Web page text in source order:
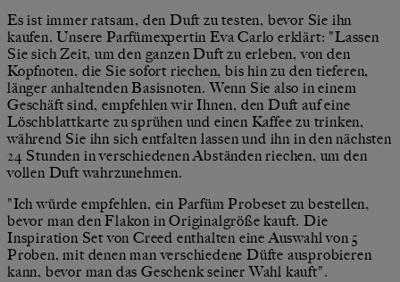
Es ist immer ratsam, den Duft zu testen, bevor Sie ihn
kaufen. Unsere Parfümexpertin Eva Carlo erklärt: "Lassen
Sie sich Zeit, um den ganzen Duft zu erleben, von den
Kopfnoten, die Sie sofort riechen, bis hin zu den tieferen,
länger anhaltenden Basisnoten. Wenn Sie also in einem
Geschäft sind, empfehlen wir Ihnen, den Duft auf eine
Löschblattkarte zu sprühen und einen Kaffee zu trinken,
während Sie ihn sich entfalten lassen und ihn in den nächsten
24 Stunden in verschiedenen Abständen riechen, um den
vollen Duft wahrzunehmen.
"Ich würde empfehlen, ein Parfüm Probeset zu bestellen,
bevor man den Flakon in Originalgröße kauft. Die
Inspiration Set von Creed enthalten eine Auswahl von 5
Proben, mit denen man verschiedene Düfte ausprobieren
kann, bevor man das Geschenk seiner Wahl kauft".